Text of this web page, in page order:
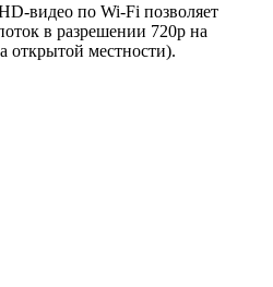
видео по Wi-Fi позволяет
в разрешении 720p на
открытой местности).